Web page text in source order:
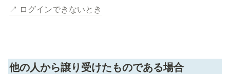
↗︎ ログインできないとき
他の人から譲り受けたものである場合